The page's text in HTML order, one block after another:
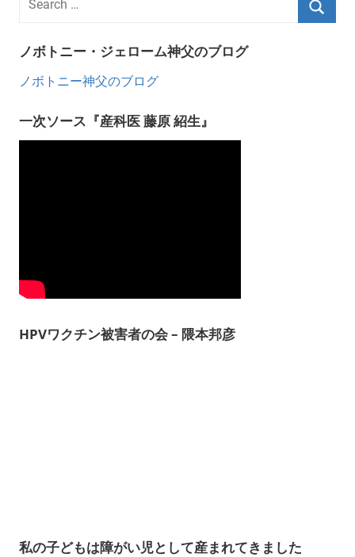
ノボトニー・ジェローム神父のブログ
ノボトニー神父のブログ
一次ソース『産科医 藤原 紹生』
HPVワクチン被害者の会 – 隈本邦彦
私の子どもは障がい児として産まれてきました